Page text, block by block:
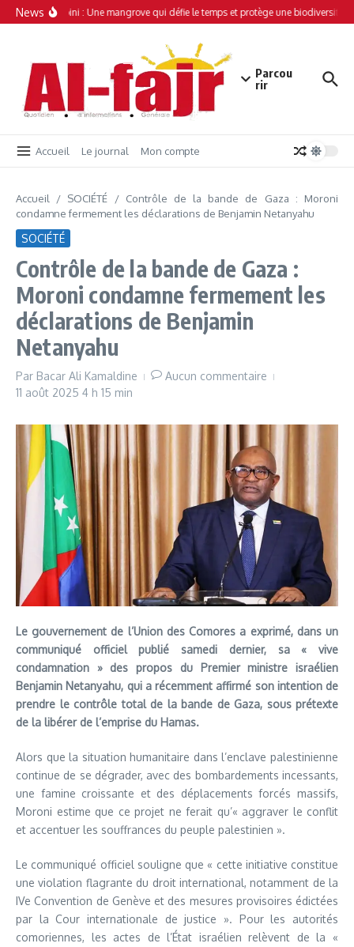
Aller au contenu
News
Simamboini : Une mangrove qui défie le temps et protège une biodiversité
Parcou
rir
Accueil Le journal Mon compte
Accueil / SOCIÉTÉ / Contrôle de la bande de Gaza : Moroni
condamne fermement les déclarations de Benjamin Netanyahu
SOCIÉTÉ
Contrôle de la bande de Gaza :
Moroni condamne fermement les
déclarations de Benjamin
Netanyahu
Par Bacar Ali Kamaldine
Aucun commentaire
11 août 2025 4 h 15 min
Le gouvernement de l’Union des Comores a exprimé, dans un
communiqué officiel publié samedi dernier, sa « vive
condamnation » des propos du Premier ministre israélien
Benjamin Netanyahu, qui a récemment affirmé son intention de
prendre le contrôle total de la bande de Gaza, sous prétexte
de la libérer de l’emprise du Hamas.
Alors que la situation humanitaire dans l’enclave palestinienne
continue de se dégrader, avec des bombardements incessants,
une famine croissante et des déplacements forcés massifs,
Moroni estime que ce projet ne ferait qu’« aggraver le conflit
et accentuer les souffrances du peuple palestinien ».
Le communiqué officiel souligne que « cette initiative constitue
une violation flagrante du droit international, notamment de la
IVe Convention de Genève et des mesures provisoires édictées
par la Cour internationale de justice ». Pour les autorités
comoriennes, les actes de l’État israélien relèvent de la «